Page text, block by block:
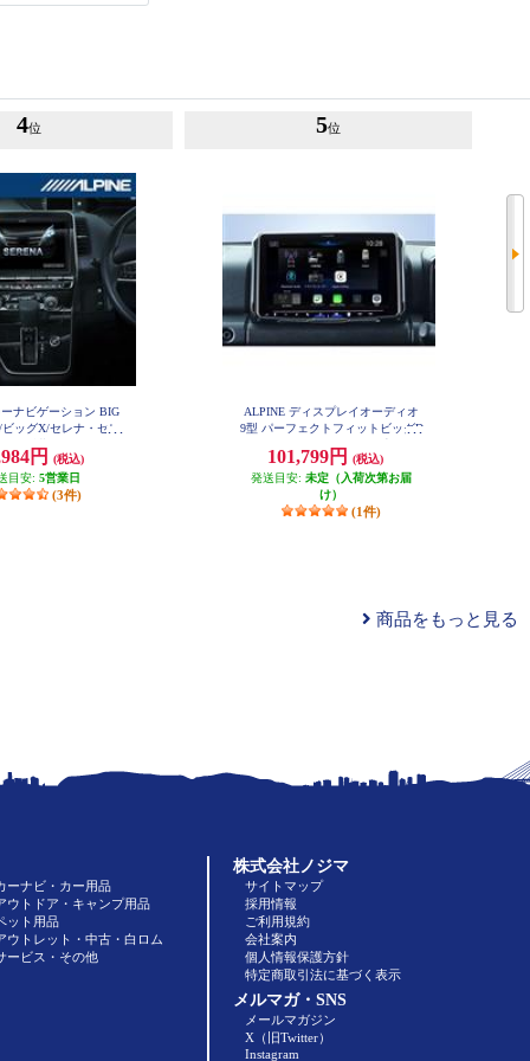
4位
ナビゲーション BIG
ッグX/セレナ・セレ
SE-27-L-AM
円
(税込)
目安: 5営業日
(3件)
5位
ALPINE ディスプレイオーディオ
9型 パーフェクトフィットビッグD
droidAuto AppleCarPlay PF9DA-JI-6
4
101,799円
(税込)
発送目安: 未定（入荷次第お届
け）
(1件)
商品をもっと見る
ーナビ・カー用品
ウトドア・キャンプ用品
ット用品
ウトレット・中古・白ロム
ービス・その他
株式会社ノジマ
サイトマップ
採用情報
ご利用規約
会社案内
個人情報保護方針
特定商取引法に基づく表示
メルマガ・SNS
メールマガジン
X（旧Twitter）
Instagram